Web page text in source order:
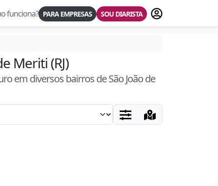
funciona? PARA EMPRESAS SOU DIARISTA Fazer login
Meriti (RJ)
em diversos bairrosde São João de